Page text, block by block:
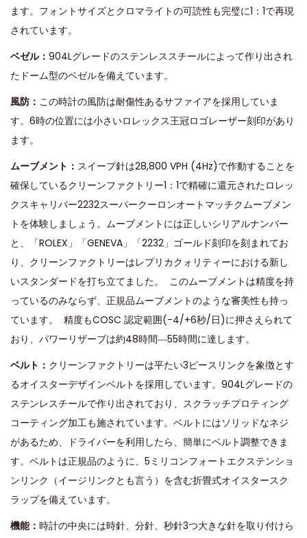
ます。フォントサイズとクロマライトの可読性も完璧に1：1で再現
されています。
ベゼル： 904Lグレードのステンレススチールによって作り出され
たドーム型のベゼルを備えています。
風防： この時計の風防は耐傷性あるサファイアを採用していま
す。6時の位置には小さいロレックス王冠ロゴレーザー刻印があり
ます。
ムーブメント： スイープ針は28,800 VPH (4Hz)で作動することを
確保しているクリーンファクトリー1：1で精確に還元されたロレッ
クスキャリバー2232スーパークーロンオートマッチクムーブメン
トを体験しましょう。ムーブメントには正しいシリアルナンバー
と、「ROLEX」「GENEVA」「2232」ゴールド刻印を刻まれてお
り、クリーンファクトリーはレプリカクォリティーにおける新し
いスタンダードを打ち立てました。 このムーブメントは精度を持
っているのみならず、正規品ムーブメントのような審美性も持っ
ています。 精度もCOSC 認定範囲(-4/+6秒/日)に押さえられて
おり、パワーリザーブは約48時間―55時間に達します。
ベルト： クリーンファクトリーは平たい3ピースリンクを象徴とす
るオイスターデザインベルトを採用しています。904Lグレードの
ステンレスチールで作り出されており、スクラッチプロティング
コーティング加工も施されています。ベルトにはソリッドなネジ
があるため、ドライバーを利用したら、簡単にベルト調整できま
す。ベルトは正規品のように、5ミリコンフォートエクステンショ
ンリンク（イージリンクとも言う）を含む折畳式オイスタースク
ラップを備えています。
機能： 時計の中央には時針、分針、秒針3つ大きな針を取り付けら